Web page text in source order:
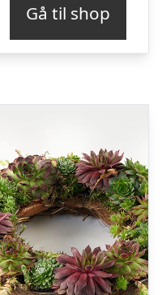
Gå til shop